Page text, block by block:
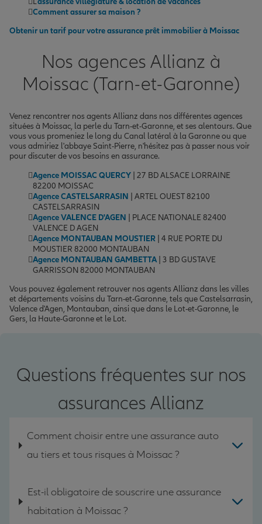
Comment assurer sa maison ?
Obtenir un tarif pour votre assurance prêt immobilier à Moissac
Nos agences Allianz à
Moissac (Tarn-et-Garonne)
Venez rencontrer nos agents Allianz dans nos différentes agences
situées à Moissac, la perle du Tarn-et-Garonne, et ses alentours. Que
vous vous promeniez le long du Canal latéral à la Garonne ou que
vous admiriez l'abbaye Saint-Pierre, n'hésitez pas à passer nous voir
pour discuter de vos besoins en assurance.
Agence MOISSAC QUERCY | 27 BD ALSACE LORRAINE
82200 MOISSAC
Agence CASTELSARRASIN | ARTEL OUEST 82100
CASTELSARRASIN
Agence VALENCE D'AGEN | PLACE NATIONALE 82400
VALENCE D AGEN
Agence MONTAUBAN MOUSTIER | 4 RUE PORTE DU
MOUSTIER 82000 MONTAUBAN
Agence MONTAUBAN GAMBETTA| 3 BD GUSTAVE
GARRISSON 82000 MONTAUBAN
Vous pouvez également retrouver nos agents Allianz dans les villes
et départements voisins du Tarn-et-Garonne, tels que Castelsarrasin,
Valence d'Agen, Montauban, ainsi que dans le Lot-et-Garonne, le
Gers, la Haute-Garonne et le Lot.
Questions fréquentes sur nos
assurances Allianz
Comment choisir entre une assurance auto
au tiers et tous risques à Moissac ?
Est-il obligatoire de souscrire une assurance
habitation à Moissac ?